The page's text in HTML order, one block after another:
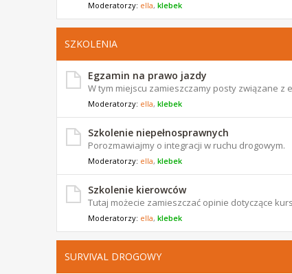
Moderatorzy: ella, klebek
SZKOLENIA
Egzamin na prawo jazdy
W tym miejscu zamieszczamy posty związane z
Moderatorzy: ella, klebek
Szkolenie niepełnosprawnych
Porozmawiajmy o integracji w ruchu drogowym.
Moderatorzy: ella, klebek
Szkolenie kierowców
Tutaj możecie zamieszczać opinie dotyczące
Moderatorzy: ella, klebek
SURVIVAL DROGOWY